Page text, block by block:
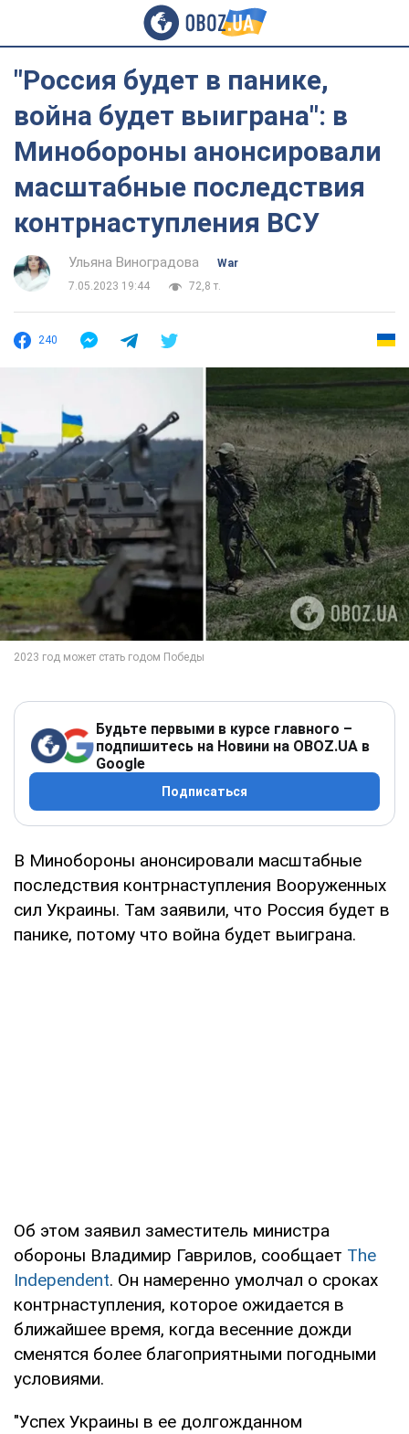
"Россия будет в панике,
война будет выиграна": в
Минобороны анонсировали
масштабные последствия
контрнаступления ВСУ
Ульяна Виноградова
War
7.05.2023 19:44
72,8 т.
240
Будьте первыми в курсе главного –
подпишитесь на Новини на OBOZ.UA в
Google
Подписаться
В Минобороны анонсировали масштабные
последствия контрнаступления Вооруженных
сил Украины. Там заявили, что Россия будет в
панике, потому что война будет выиграна.
Об этом заявил заместитель министра
обороны Владимир Гаврилов, сообщает The
Іndependent. Он намеренно умолчал о сроках
контрнаступления, которое ожидается в
ближайшее время, когда весенние дожди
сменятся более благоприятными погодными
условиями.
"Успех Украины в ее долгожданном